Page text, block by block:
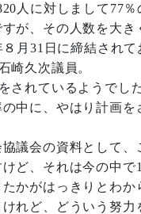
人に対しまして77
が、その人数を大
月31日に締結されて
久次議員。
されているようでし
中に、やはり計画
議会の資料として、
ど、それは今の中
かがはっきりとわ
れど、どういう努